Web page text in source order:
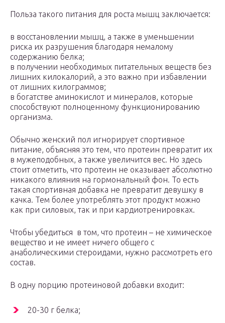
Польза такого питания для роста мышц заключается:
в восстановлении мышц, а также в уменьшении
риска их разрушения благодаря немалому
содержанию белка;
в получении необходимых питательных веществ без
лишних килокалорий, а это важно при избавлении
от лишних килограммов;
в богатстве аминокислот и минералов, которые
способствуют полноценному функционированию
организма.
Обычно женский пол игнорирует спортивное
питание, объясняя это тем, что протеин превратит их
в мужеподобных, а также увеличится вес. Но здесь
стоит отметить, что протеин не оказывает абсолютно
никакого влияния на гормональный фон. То есть
такая спортивная добавка не превратит девушку в
качка. Тем более употреблять этот продукт можно
как при силовых, так и при кардиотренировках.
Чтобы убедиться в том, что протеин – не химическое
вещество и не имеет ничего общего с
анаболическими стероидами, нужно рассмотреть его
состав.
В одну порцию протеиновой добавки входит:
20-30 г белка;